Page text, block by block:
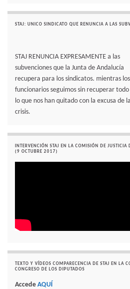
STAJ: UNICO SINDICATO QUE RENUNCIA A LAS
STAJ RENUNCIA EXPRESAMENTE a las
subvenciones que la Junta de Andalucía
recupera para los sindicatos. mientras los
funcionarios seguimos sin recuperar todo
lo que nos han quitado con la excusa de la
crisis.
INTERVENCIÓN STAJ EN LA COMISIÓN DE JUSTICIA
(9 OCTUBRE 2017)
TEXTO Y VÍDEOS COMPARECENCIA DE STAJ EN LA
CONGRESO DE LOS DIPUTADOS
Accede AQUÍ